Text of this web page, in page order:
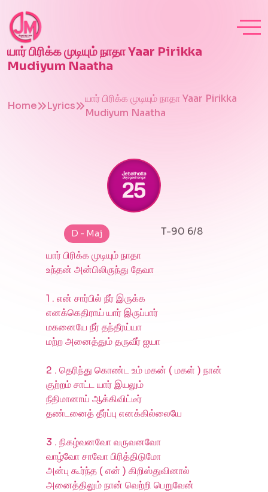
யார் பிரிக்க முடியும் நாதா Yaar Pirikka
Mudiyum Naatha
Home Lyrics
யார் பிரிக்க முடியும் நாதா Yaar Pirikka
Mudiyum Naatha
D - Maj
T-90 6/8
யார் பிரிக்க முடியும் நாதா
உந்தன் அன்பிலிருந்து தேவா
1 . என் சார்பில் நீர் இருக்க
எனக்கெதிராய் யார் இருப்பார்
மகனையே நீர் தந்தீரய்யா
மற்ற அனைத்தும் தருவீர் ஐயா
2 . தெரிந்து கொண்ட உம் மகன் ( மகள் ) நான்
குற்றம் சாட்ட யார் இயலும்
நீதிமானாய் ஆக்கிவிட்டீர்
தண்டனைத் தீர்ப்பு எனக்கில்லையே
3 . நிகழ்வனவோ வருவனவோ
வாழ்வோ சாவோ பிரித்திடுமோ
அன்பு கூர்ந்த ( என் ) கிறிஸ்துவினால்
அனைத்திலும் நான் வெற்றி பெறுவேன்